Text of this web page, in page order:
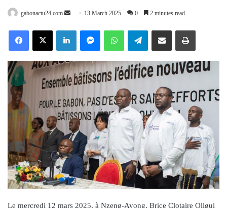
gabonactu24.com
Send 13 March 2025 0 2 minutes read
FacebookX LinkedInMessengerWhatsAppTelegramShare via Email Print
Le mercredi 12 mars 2025, à Nzeng-Ayong, Brice Clotaire Oligui